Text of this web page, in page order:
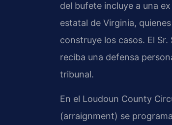
del bufete incluye a una
estatal de Virginia,
construye los casos. El
reciba una defensa
tribunal.
En el Loudoun County
(arraignment) se